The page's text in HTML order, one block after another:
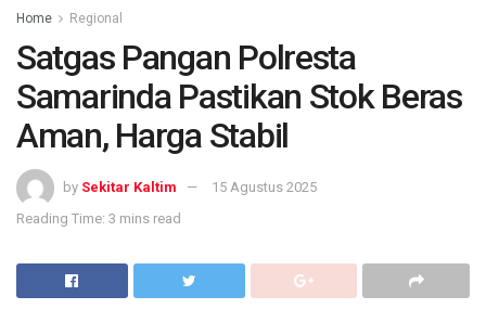
Home Regional
Satgas Pangan Polresta
Samarinda Pastikan Stok Beras
Aman, Harga Stabil
by Sekitar Kaltim
15 Agustus 2025
Reading Time: 3 mins read